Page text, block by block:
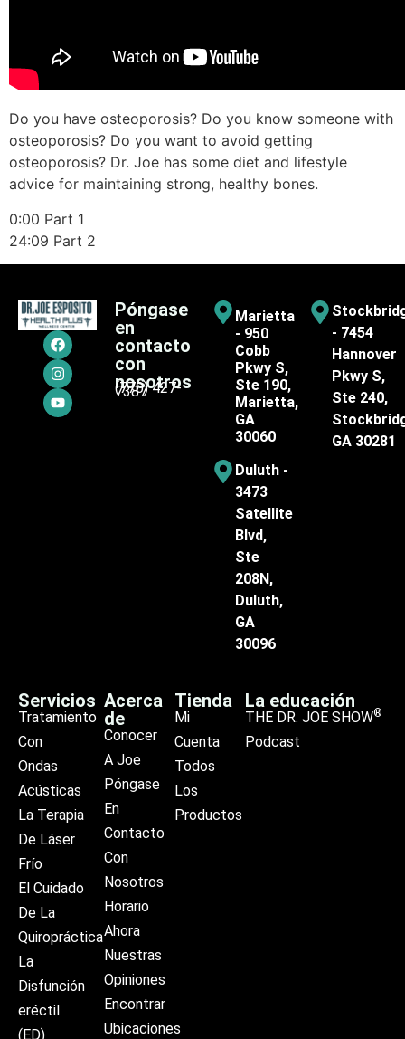
Do you have osteoporosis? Do you know someone with
osteoporosis? Do you want to avoid getting
osteoporosis? Dr. Joe has some diet and lifestyle
advice for maintaining strong, healthy bones.
0:00 Part 1
24:09 Part 2
Póngase
en
contacto
con
nosotros
(770) 427-
7387
Marietta
- 950
Cobb
Pkwy S,
Ste 190,
Marietta,
GA
30060
Duluth -
3473
Satellite
Blvd,
Ste
208N,
Duluth,
GA
30096
- 7454
Hannover
Pkwy S,
Ste 240,
GA 30281
Servicios
Tratamiento
Con
Ondas
Acústicas
La Terapia
De Láser
Frío
El Cuidado
De La
Quiropráctica
La
Disfunción
eréctil
(ED)
Acerca
de
Conocer
A Joe
Póngase
En
Contacto
Con
Nosotros
Horario
Ahora
Nuestras
Opiniones
Encontrar
Ubicaciones
Tienda
Mi
Cuenta
Todos
Los
Productos
La educación
THE DR. JOE SHOW®
Podcast